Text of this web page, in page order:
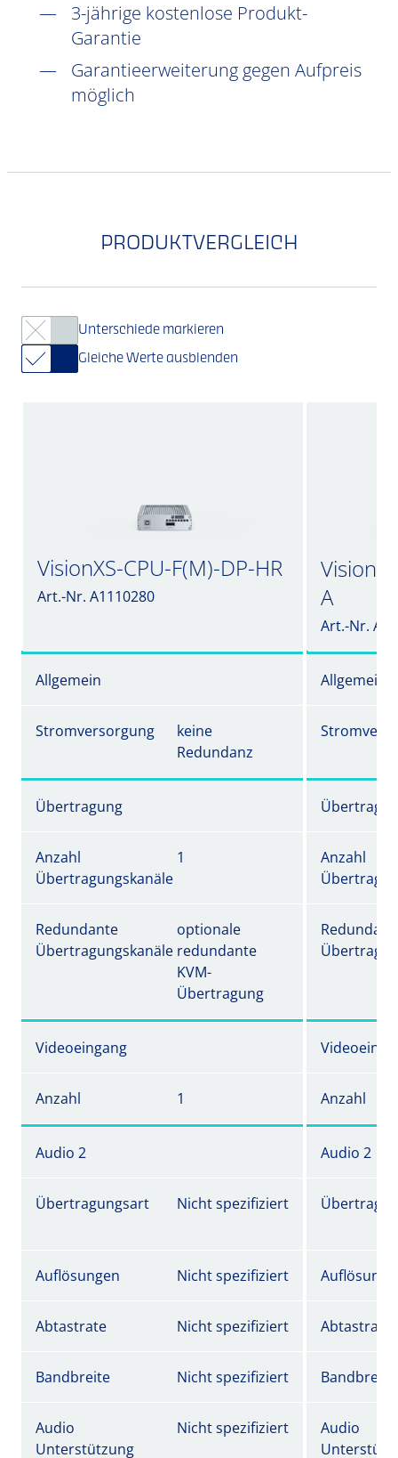
3-jährige kostenlose Produkt-
Garantie
Garantieerweiterung gegen Aufpreis
möglich
PRODUKTVERGLEICH
Unterschiede markieren
Gleiche Werte ausblenden
VisionXS-CPU-F(M)-DP-HR
Art.-Nr. A1110280
A
Art.-Nr.
Allgemein Allgemein
Stromversorgung
keine
Redundanz
Übertragung
Anzahl
Übertragungskanäle
1
Anzahl
Redundante
Übertragungskanäle
optionale
redundante
KVM-
Übertragung
Videoeingang
Anzahl 1 Anzahl
Audio 2 Audio 2
Übertragungsart Nicht spezifiziert
Auflösungen Nicht spezifiziert
Abtastrate Nicht spezifiziert Abtastrate
Bandbreite Nicht spezifiziert Bandbreite
Audio
Unterstützung
Nicht spezifiziert
Audio